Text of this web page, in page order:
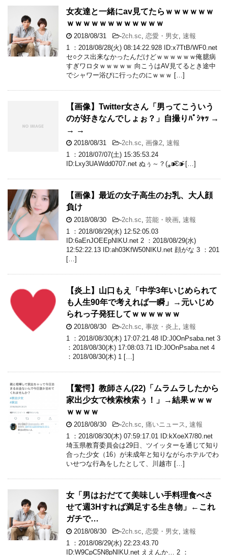
女友達と一緒にav見てたらｗｗｗｗｗｗ
ｗｗｗｗｗｗｗｗｗｗｗｗ
2018/08/31 -2ch.sc 恋愛・男女 速報
1 ：2018/08/28(火) 08:14:22.928 ID:x7TtB/WF0.net
セ○クス出来なかったんだけどｗｗｗｗｗｗ俺臆病
すぎワロタｗｗｗｗｗ 向こうはAV見てるとき途中
でシャワー浴びに行ったのにｗｗｗ […]
【画像】Twitter女さん「男ってこういう
のが好きなんでしょぉ？」自撮りﾊﾟｼｬｯ →
→ →
2018/08/31 -2ch.sc 画像2 速報
1 ：2018/07/07(土) 15:35:53.24
ID:Lxy3UAWdd0707.net ぬぅ～？(⁎⁍̴̆Ɛ⁍̴̆ […]
【画像】最近の女子高生のお乳、大人顔
負け
2018/08/30 -2ch.sc 芸能・映画 速報
1 ：2018/08/29(水) 12:52:05.03
ID:6aEnJOEEpNIKU.net 2 ：2018/08/29(水)
12:52:22.13 ID:ah03KfW50NIKU.net 顔がな 3 ：201
[…]
【炎上】山口もえ「中学3年いじめられて
も人生90年で考えれば一瞬」→元いじめ
られっ子発狂してｗｗｗｗｗｗ
2018/08/30 -2ch.sc 事故・炎上 速報
1 ：2018/08/30(木) 17:07:21.48 ID:J0OnPsaba.net 3
：2018/08/30(木) 17:08:03.71 ID:J0OnPsaba.net 4
：2018/08/30(木) 1 […]
【驚愕】教師さん(22)「ムラムラしたから
家出少女で検索検索ぅ！」→結果ｗｗｗ
ｗｗｗｗ
2018/08/30 -2ch.sc 痛いニュース
速報
1 ：2018/08/30(木) 07:59:17.01 ID:kXoeX7/80.net
埼玉県教育委員会は29日、ツイッターを通じて知り
合った少女（16）が未成年と知りながらホテルでわ
いせつな行為をしたとして、川越市 […]
女「男はおだてて美味しい手料理食べさ
せて週3Hすれば満足する生き物」←これ
ガチで…
2018/08/30 -2ch.sc 恋愛・男女 速報
1 ：2018/08/29(水) 22:23:43.70
ID:W9CpC5N8pNIKU.net ええんか… 2 ：